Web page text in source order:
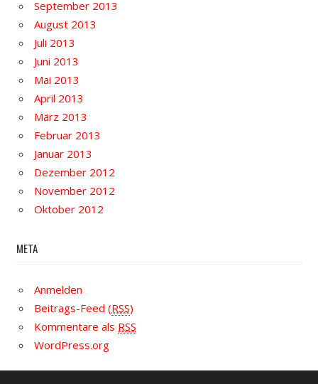
September 2013
August 2013
Juli 2013
Juni 2013
Mai 2013
April 2013
März 2013
Februar 2013
Januar 2013
Dezember 2012
November 2012
Oktober 2012
META
Anmelden
Beitrags-Feed (RSS)
Kommentare als RSS
WordPress.org